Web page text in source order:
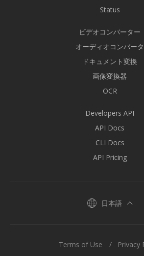
Status
ビデオコンバーター
オーディオコンバータ
ドキュメント変換
画像変換器
OCR
Developers API
API Docs
CLI Docs
API Pricing
日本語
Terms of Use Privacy